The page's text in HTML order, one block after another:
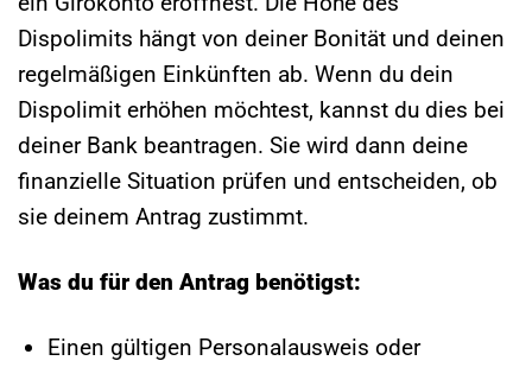
Dispolimits hängt von deiner Bonität und deinen
regelmäßigen Einkünften ab. Wenn du dein
Dispolimit erhöhen möchtest, kannst du dies bei
deiner Bank beantragen. Sie wird dann deine
finanzielle Situation prüfen und entscheiden, ob
sie deinem Antrag zustimmt.
Was du für den Antrag benötigst:
Einen gültigen Personalausweis oder